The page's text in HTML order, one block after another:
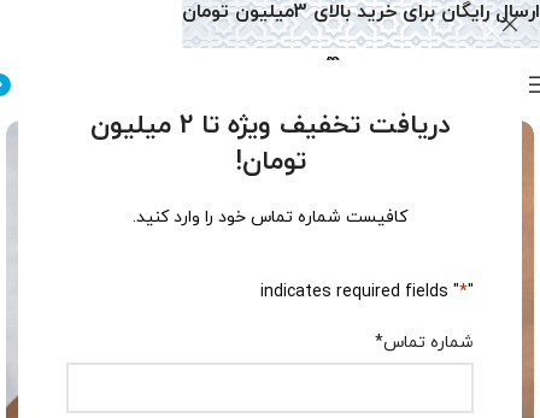
دریافت تخفیف ویژه تا 2 میلیون
تومان!
کافیست شماره تماس خود را وارد کنید.
"
*
" indicates required fields
شماره تماس*
ارسال رایگان برای خرید بالای 3میلیون تومان